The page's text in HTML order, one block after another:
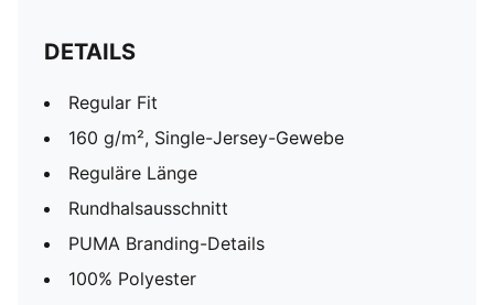
DETAILS
Regular Fit
160 g/m², Single-Jersey-Gewebe
Reguläre Länge
Rundhalsausschnitt
PUMA Branding-Details
100% Polyester